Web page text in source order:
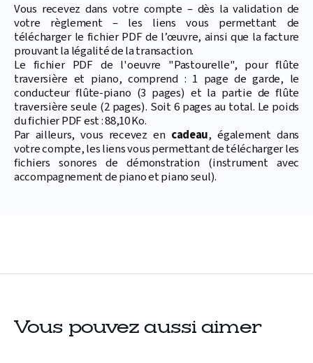
Vous recevez dans votre compte – dès la validation de
votre règlement – les liens vous permettant de
télécharger le fichier PDF de l’œuvre, ainsi que la facture
prouvant la légalité de la transaction.
Le fichier PDF de l'oeuvre "Pastourelle", pour flûte
traversière et piano, comprend : 1 page de garde, le
conducteur flûte-piano (3 pages) et la partie de flûte
traversière seule (2 pages). Soit 6 pages au total. Le poids
du fichier PDF est : 88,10 Ko.
Par ailleurs, vous recevez en cadeau, également dans
votre compte, les liens vous permettant de télécharger les
fichiers sonores de démonstration (instrument avec
accompagnement de piano et piano seul).
Vous pouvez aussi aimer